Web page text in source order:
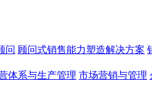
问 顾问式销售能力塑造解决方案
体系与生产管理 市场营销与管理